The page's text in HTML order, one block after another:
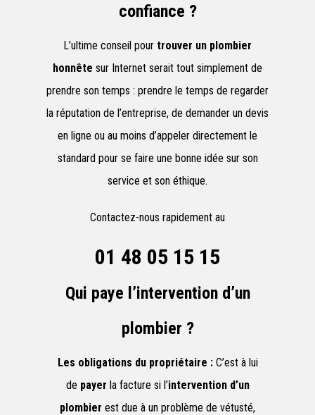
confiance ?
L’ultime conseil pour trouver un plombier
honnête sur Internet serait tout simplement de
prendre son temps : prendre le temps de regarder
la réputation de l’entreprise, de demander un devis
en ligne ou au moins d’appeler directement le
standard pour se faire une bonne idée sur son
service et son éthique.
Contactez-nous rapidement au
01 48 05 15 15
Qui paye l’intervention d’un
plombier ?
Les obligations du propriétaire :C’est à lui
de payer la facture si l’intervention d’un
plombier est due à un problème de vétusté,